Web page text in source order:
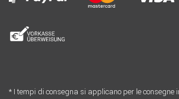
* I tempi di consegna si applicano per le consegne